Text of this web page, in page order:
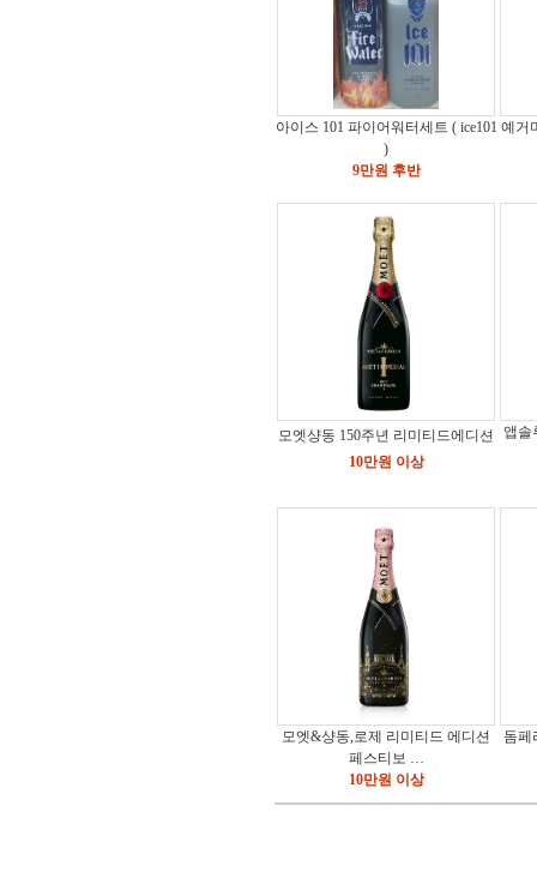
아이스 101 파이어워터세트 ( ice101
)
9만원 후반
예거
모엣샹동 150주년 리미티드에디션
10만원 이상
앱솔
모엣&샹동,로제 리미티드 에디션
페스티보 …
10만원 이상
돔페